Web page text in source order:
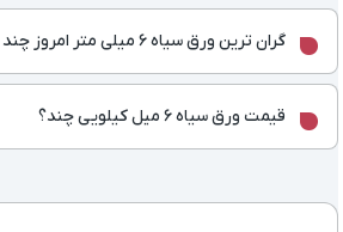
گران ترین ورق سیاه 6 میلی متر امروز چند است؟
قیمت ورق سیاه 6 میل کیلویی چند؟